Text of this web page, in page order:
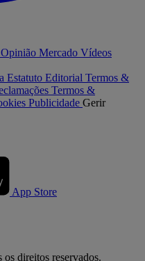
Opinião Mercado Vídeos
Estatuto Editorial Termos &
Termos &
Publicidade Gerir
App Store
direitos reservados.